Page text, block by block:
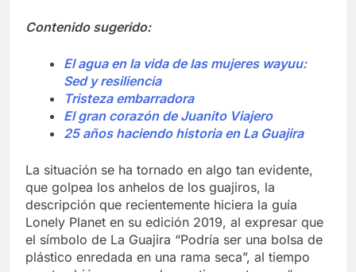
Contenido sugerido:
El agua en la vida de las mujeres wayuu:
Sed y resiliencia
Tristeza embarradora
El gran corazón de Juanito Viajero
25 años haciendo historia en La Guajira
La situación se ha tornado en algo tan evidente,
que golpea los anhelos de los guajiros, la
descripción que recientemente hiciera la guía
Lonely Planet en su edición 2019, al expresar que
el símbolo de La Guajira “Podría ser una bolsa de
plástico enredada en una rama seca”, al tiempo